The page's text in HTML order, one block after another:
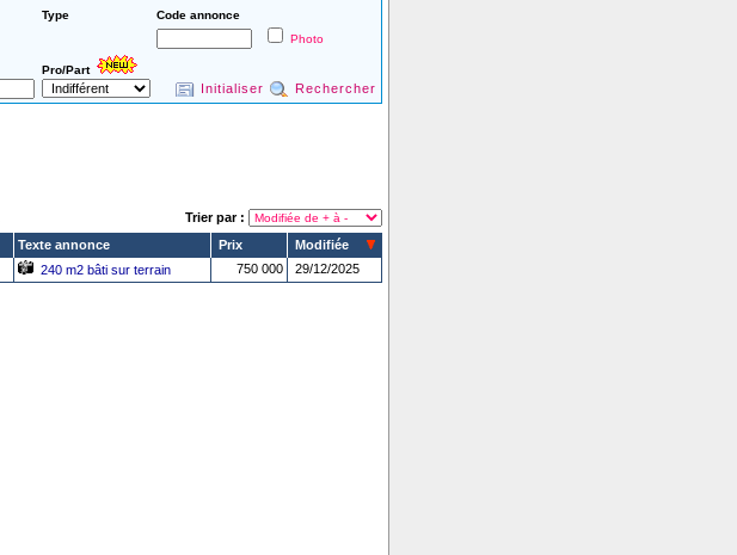
Type
Code annonce
Photo
Pro/Part
Initialiser Rechercher
Trier par :
Texte annonce Prix
Modifiée
240 m2 bâti sur terrain 750 000 29/12/2025